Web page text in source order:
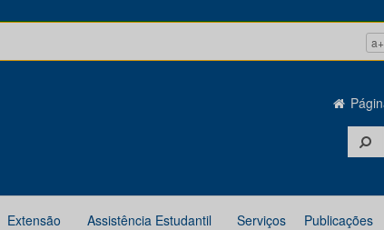
a+
Extensão Assistência Estudantil Serviços Publicações